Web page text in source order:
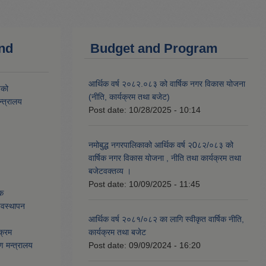
मन्त्रालय
Budget and Program
आर्थिक वर्ष २०८२.०८३ को वार्षिक नगर विकास योजना
(नीति, कार्यक्रम तथा बजेट)
Post date: 10/28/2025 - 10:14
नमोबुद्ध नगरपालिकाको आर्थिक वर्ष २0८२/०८३ को
वार्षिक नगर विकास योजना , नीति तथा कार्यक्रम तथा
बजेटवक्तव्य ।
Post date: 10/09/2025 - 11:45
आर्थिक वर्ष २०८१/०८२ का लागि स्वीकृत वार्षिक नीति,
कार्यक्रम तथा बजेट
Post date: 09/09/2024 - 16:20